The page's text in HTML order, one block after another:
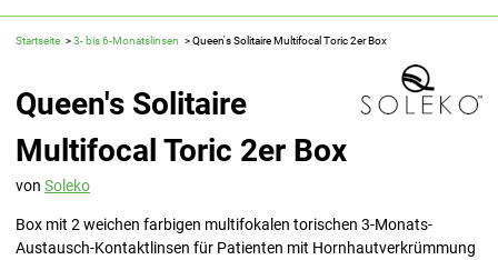
Startseite 3- bis 6-Monatslinsen Queen's Solitaire Multifocal Toric 2er Box
Queen's Solitaire
Multifocal Toric 2er Box
von Soleko
Box mit 2 weichen farbigen multifokalen torischen 3-Monats-
Austausch-Kontaktlinsen für Patienten mit Hornhautverkrümmung